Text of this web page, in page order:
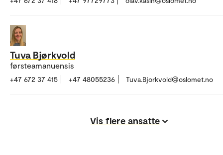
Tuva Bjørkvold
førsteamanuensis
+47 672 37 415 +47 48055236 Tuva.Bjorkvold@oslomet.no
Vis flere ansatte